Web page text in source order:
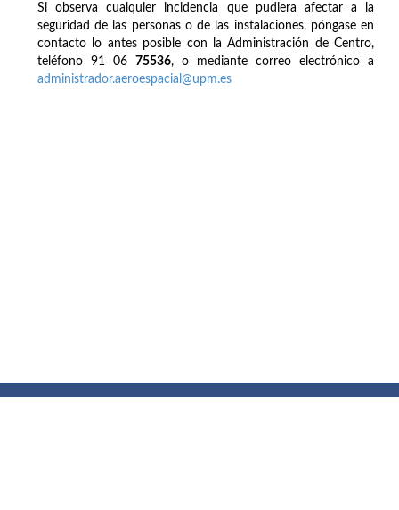
Si observa cualquier incidencia que pudiera afectar a la
seguridad de las personas o de las instalaciones, póngase en
contacto lo antes posible con la Administración de Centro,
teléfono 91 06 75536, o mediante correo electrónico a
administrador.aeroespacial@upm.es